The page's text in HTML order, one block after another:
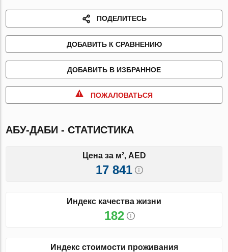
ПОДЕЛИТЕСЬ
ДОБАВИТЬ К СРАВНЕНИЮ
ДОБАВИТЬ В ИЗБРАННОЕ
ПОЖАЛОВАТЬСЯ
АБУ-ДАБИ - СТАТИСТИКА
Цена за м², AED
17 841
Индекс качества жизни
182
Индекс стоимости проживания